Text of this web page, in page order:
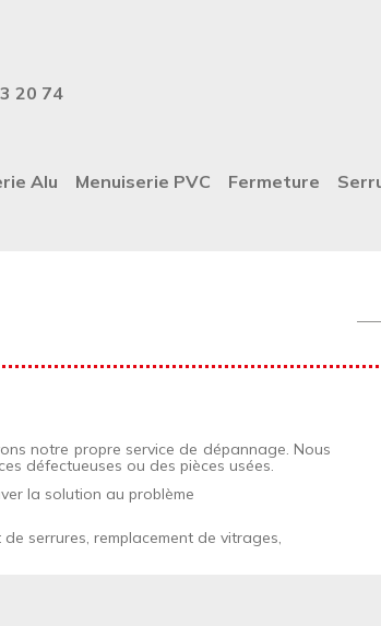
20 74
Alu Menuiserie PVC Fermeture
notre propre service de dépannage. Nous
défectueuses ou des pièces usées.
la solution au problème
serrures, remplacement de vitrages,